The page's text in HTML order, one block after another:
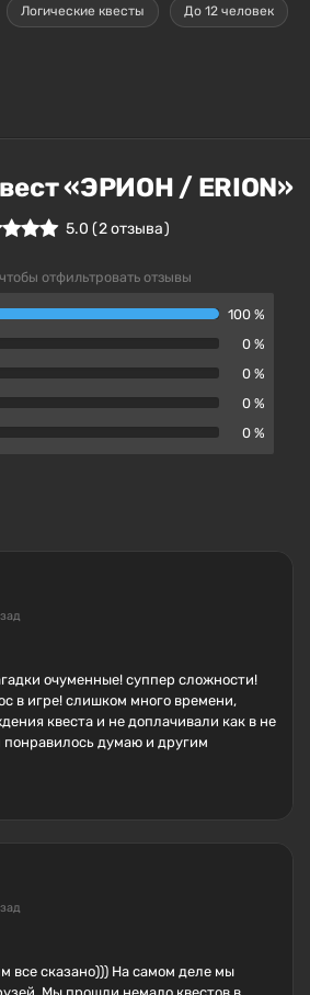
Логические квесты До 12 человек
«ЭРИОН / ERION»
5.0 (2отзыва )
отфильтровать отзывы
100 %
0 %
0 %
0 %
0 %
очуменные! суппер сложности!
в игре! слишком много времени,
квеста и не доплачивали как в не
понравилось думаю и другим
все сказано))) На самом деле мы